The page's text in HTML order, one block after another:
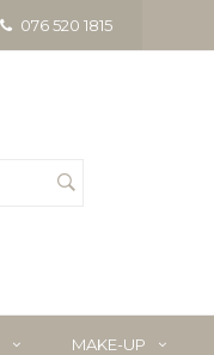
076 520 1815
MAKE-UP